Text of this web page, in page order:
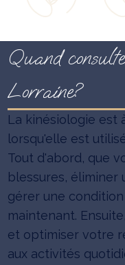
Quand
Lorraine?
La kinésiologie est
lorsqu'elle est
Tout d'abord, que
blessures, éliminer
gérer une
maintenant.
et optimiser votre
aux activités